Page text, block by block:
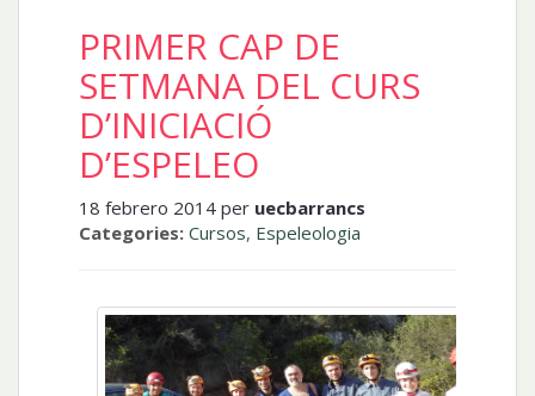
PRIMER CAP DE
SETMANA DEL CURS
D’INICIACIÓ
D’ESPELEO
18 febrero 2014 per uecbarrancs
Categories: Cursos, Espeleologia